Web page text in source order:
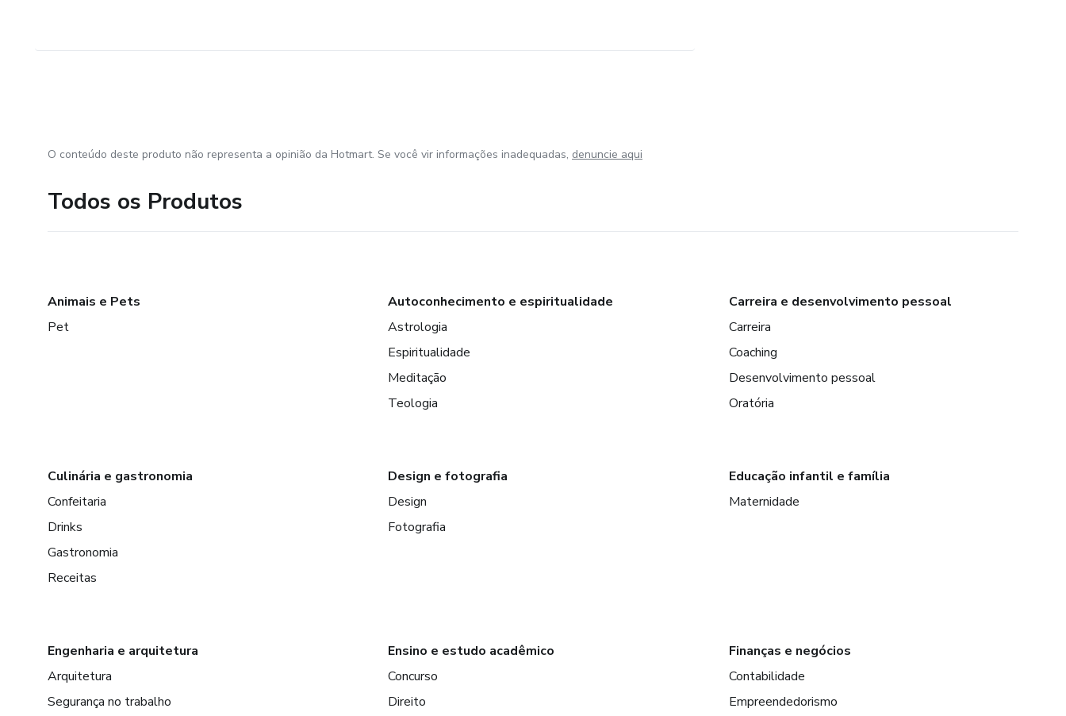
O conteúdo deste produto não representa a opinião da Hotmart. Se você vir informações inadequadas, denuncie aqui
Todos os Produtos
Animais e Pets
Pet
Autoconhecimento e espiritualidade
Astrologia
Espiritualidade
Meditação
Teologia
Carreira e desenvolvimento pessoal
Carreira
Coaching
Desenvolvimento pessoal
Oratória
Culinária e gastronomia
Confeitaria
Drinks
Gastronomia
Receitas
Design e fotografia
Design
Fotografia
Educação infantil e família
Maternidade
Engenharia e arquitetura
Arquitetura
Segurança no trabalho
Ensino e estudo acadêmico
Concurso
Direito
Finanças e negócios
Contabilidade
Empreendedorismo